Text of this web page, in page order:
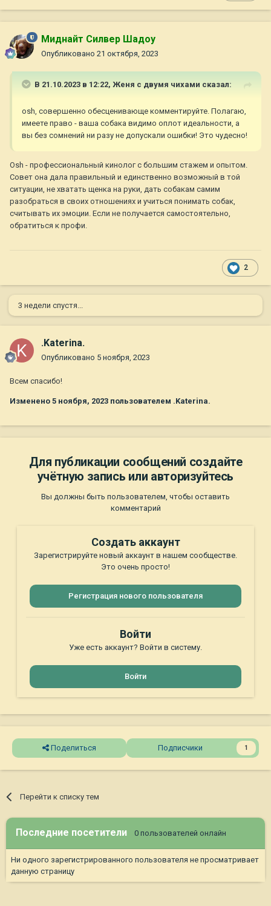
Миднайт Силвер Шадоу
Опубликовано 21 октября, 2023
В 21.10.2023 в 12:22, Женя с двумя чихами сказал:
osh, совершенно обесценивающе комментируйте. Полагаю,
имеете право - ваша собака видимо оплот идеальности, а
вы без сомнений ни разу не допускали ошибки! Это чудесно!
Osh - профессиональный кинолог с большим стажем и опытом.
Совет она дала правильный и единственно возможный в той
ситуации, не хватать щенка на руки, дать собакам самим
разобраться в своих отношениях и учиться понимать собак,
считывать их эмоции. Если не получается самостоятельно,
обратиться к профи.
2
3 недели спустя...
.Katerina.
Опубликовано 5 ноября, 2023
Всем спасибо!
Изменено 5 ноября, 2023 пользователем .Katerina.
Для публикации сообщений создайте
учётную запись или авторизуйтесь
Вы должны быть пользователем, чтобы оставить
комментарий
Создать аккаунт
Зарегистрируйте новый аккаунт в нашем сообществе.
Это очень просто!
Регистрация нового пользователя
Войти
Уже есть аккаунт? Войти в систему.
Войти
Поделиться Подписчики 1
Перейти к списку тем
Последние посетители 0 пользователей онлайн
Ни одного зарегистрированного пользователя не просматривает
данную страницу